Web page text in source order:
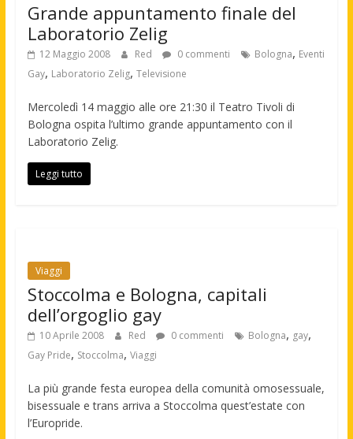
Grande appuntamento finale del
Laboratorio Zelig
12 Maggio 2008 Red 0 commenti Bologna, Eventi
Gay, Laboratorio Zelig, Televisione
Mercoledì 14 maggio alle ore 21:30 il Teatro Tivoli di
Bologna ospita l’ultimo grande appuntamento con il
Laboratorio Zelig.
Leggi tutto
Viaggi
Stoccolma e Bologna, capitali
dell’orgoglio gay
10 Aprile 2008 Red 0 commenti Bologna, gay,
Gay Pride, Stoccolma, Viaggi
La più grande festa europea della comunità omosessuale,
bisessuale e trans arriva a Stoccolma quest’estate con
l’Europride.